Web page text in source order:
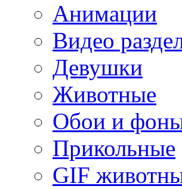
Анимации
Видео
Девушки
Животные
Обои и
Прикольные
GIF